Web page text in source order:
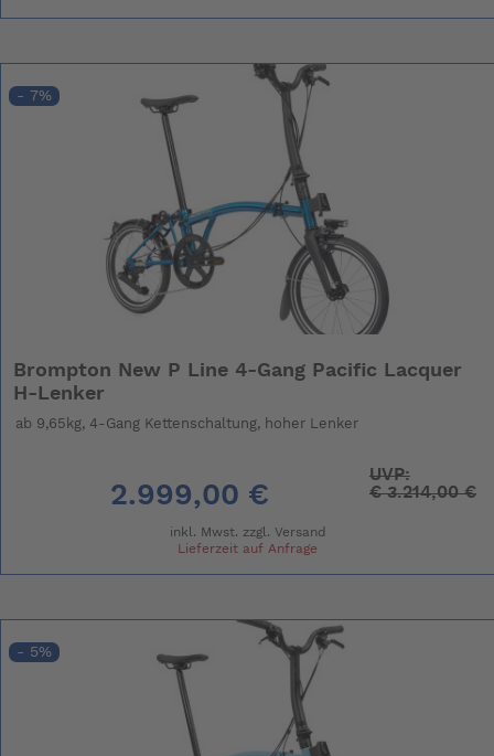
- 7%
Brompton New P Line 4-Gang Pacific Lacquer
H-Lenker
ab 9,65kg, 4-Gang Kettenschaltung, hoher Lenker
2.999,00 €
UVP:
€3.214,00 €
inkl. Mwst. zzgl. Versand
Lieferzeit auf Anfrage
- 5%